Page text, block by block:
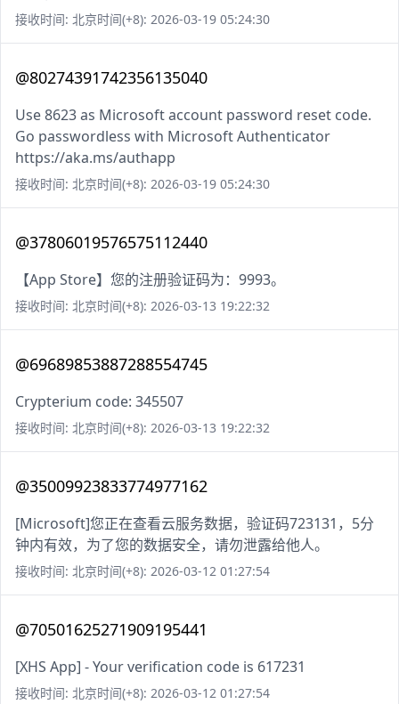
接收时间: 北京时间(+8): 2026-03-19 05:24:30
@80274391742356135040
Use 8623 as Microsoft account password reset code.
Go passwordless with Microsoft Authenticator
https://aka.ms/authapp
接收时间: 北京时间(+8): 2026-03-19 05:24:30
@37806019576575112440
【App Store】您的注册验证码为：9993。
接收时间: 北京时间(+8): 2026-03-13 19:22:32
@69689853887288554745
Crypterium code: 345507
接收时间: 北京时间(+8): 2026-03-13 19:22:32
@35009923833774977162
[Microsoft]您正在查看云服务数据，验证码723131，5分
钟内有效，为了您的数据安全，请勿泄露给他人。
接收时间: 北京时间(+8): 2026-03-12 01:27:54
@70501625271909195441
[XHS App] - Your verification code is 617231
接收时间: 北京时间(+8): 2026-03-12 01:27:54